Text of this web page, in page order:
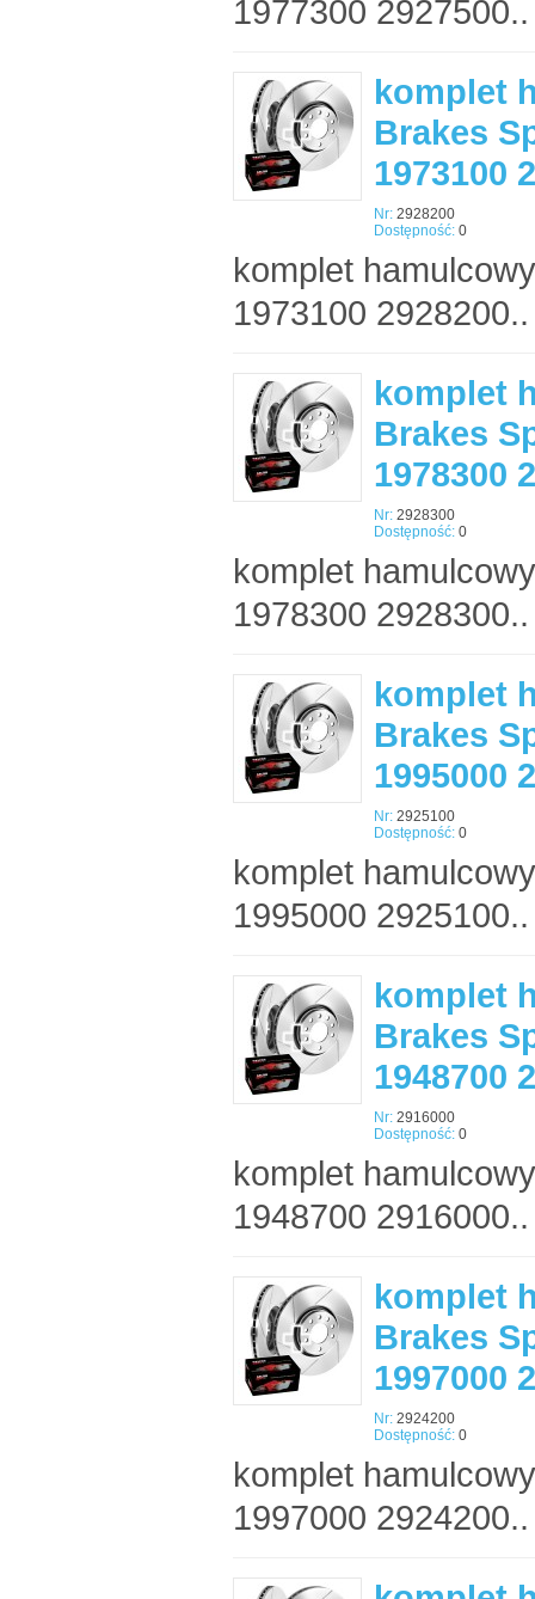
1977300 2927500..
komplet
Brakes
1973100
Nr: 2928200
Dostępność: 0
komplet
1973100 2928200..
komplet
Brakes
1978300
Nr: 2928300
Dostępność: 0
komplet
1978300 2928300..
komplet
Brakes
1995000
Nr: 2925100
Dostępność: 0
komplet
1995000 2925100..
komplet
Brakes
1948700
Nr: 2916000
Dostępność: 0
komplet
1948700 2916000..
komplet
Brakes
1997000
Nr: 2924200
Dostępność: 0
komplet
1997000 2924200..